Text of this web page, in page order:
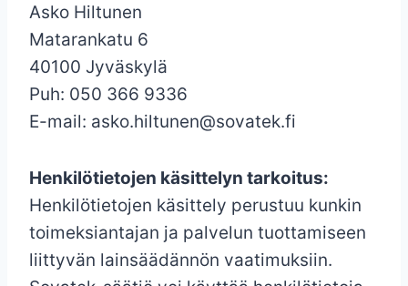
Asko Hiltunen
Matarankatu 6
40100 Jyväskylä
Puh: 050 366 9336
E-mail: asko.hiltunen@sovatek.fi
Henkilötietojen käsittelyn tarkoitus:
Henkilötietojen käsittely perustuu kunkin
toimeksiantajan ja palvelun tuottamiseen
liittyvän lainsäädännön vaatimuksiin.